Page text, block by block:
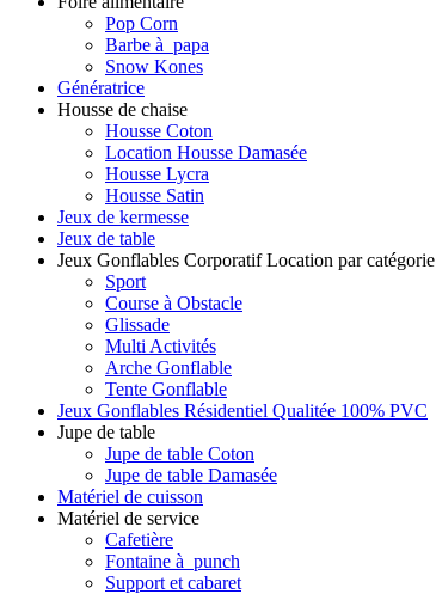
Pop Corn
Barbe à papa
Snow Kones
Génératrice
Housse de chaise
Housse Coton
Location Housse Damasée
Housse Lycra
Housse Satin
Jeux de kermesse
Jeux de table
Jeux Gonflables Corporatif Location par catégorie
Sport
Course à Obstacle
Glissade
Multi Activités
Arche Gonflable
Tente Gonflable
Jeux Gonflables Résidentiel Qualitée 100% PVC
Jupe de table
Jupe de table Coton
Jupe de table Damasée
Matériel de cuisson
Matériel de service
Cafetière
Fontaine à punch
Support et cabaret